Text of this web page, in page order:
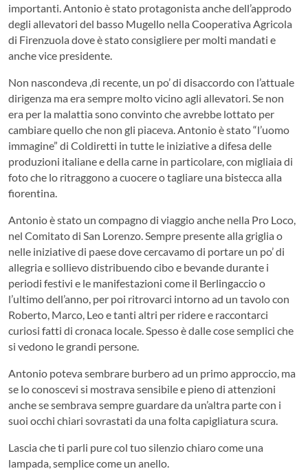
importanti. Antonio è stato protagonista anche dell’approdo
degli allevatori del basso Mugello nella Cooperativa Agricola
di Firenzuola dove è stato consigliere per molti mandati e
anche vice presidente.
Non nascondeva ,di recente, un po’ di disaccordo con l’attuale
dirigenza ma era sempre molto vicino agli allevatori. Se non
era per la malattia sono convinto che avrebbe lottato per
cambiare quello che non gli piaceva. Antonio è stato “l’uomo
immagine” di Coldiretti in tutte le iniziative a difesa delle
produzioni italiane e della carne in particolare, con migliaia di
foto che lo ritraggono a cuocere o tagliare una bistecca alla
fiorentina.
Antonio è stato un compagno di viaggio anche nella Pro Loco,
nel Comitato di San Lorenzo. Sempre presente alla griglia o
nelle iniziative di paese dove cercavamo di portare un po’ di
allegria e sollievo distribuendo cibo e bevande durante i
periodi festivi e le manifestazioni come il Berlingaccio o
l’ultimo dell’anno, per poi ritrovarci intorno ad un tavolo con
Roberto, Marco, Leo e tanti altri per ridere e raccontarci
curiosi fatti di cronaca locale. Spesso è dalle cose semplici che
si vedono le grandi persone.
Antonio poteva sembrare burbero ad un primo approccio, ma
se lo conoscevi si mostrava sensibile e pieno di attenzioni
anche se sembrava sempre guardare da un’altra parte con i
suoi occhi chiari sovrastati da una folta capigliatura scura.
Lascia che ti parli pure col tuo silenzio chiaro come una
lampada, semplice come un anello.